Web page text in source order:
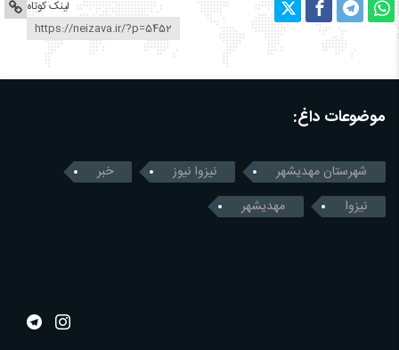
لینک کوتاه
موضوعات داغ:
شهرستان مهدیشهر نیزوا نیوز
خبر
نیزوا
مهدیشهر